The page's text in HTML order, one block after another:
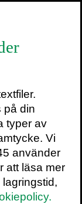
och
ut
vikten
på din
typer av
Vi
använder
att läsa mer